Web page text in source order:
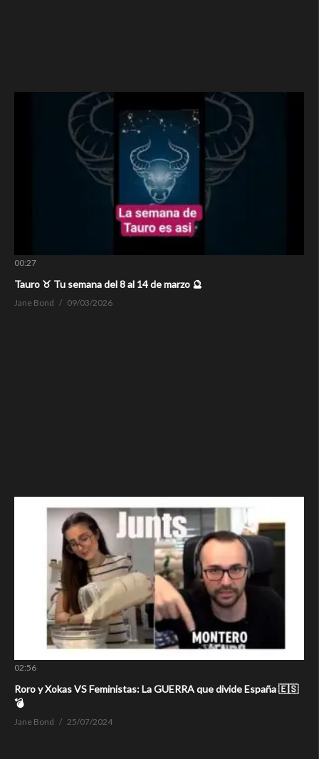
00:27
Tauro ♉ Tu semana del 8 al 14 de marzo 🔮
Jane Bond 09/03/2026
02:56
Roro y Xokas VS Feministas: La GUERRA que divide España 🇪🇸
💣
Jane Bond 25/07/2024